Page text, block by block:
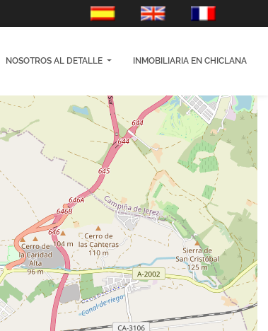
es-ES
NOSOTROS AL DETALLE INMOBILIARIA EN CHICLANA